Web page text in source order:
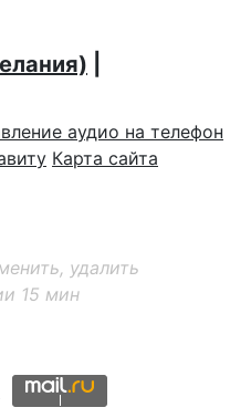
Карта сайта
удалить
15 мин